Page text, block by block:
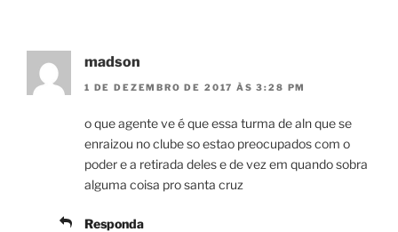
madson
1 DE DEZEMBRO DE 2017 ÀS 3:28 PM
o que agente ve é que essa turma de aln que se
enraizou no clube so estao preocupados com o
poder e a retirada deles e de vez em quando sobra
alguma coisa pro santa cruz
Responda